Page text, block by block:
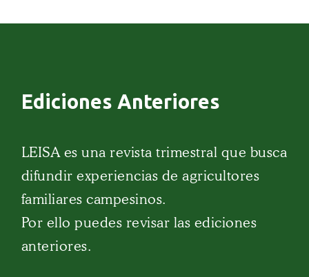
Ediciones Anteriores
LEISA es una revista trimestral que busca
difundir experiencias de agricultores
familiares campesinos.
Por ello puedes revisar las ediciones
anteriores.